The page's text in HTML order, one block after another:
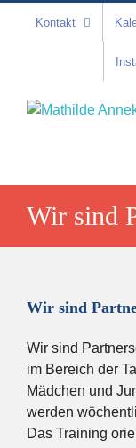
Kontakt
Wir sind
Wir sind
Wir sind
im Bereich der
Mädchen und
werden
Das Training